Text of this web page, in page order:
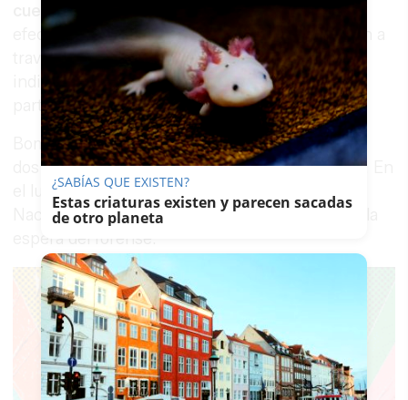
cuerpo se estaba hundiendo
, por lo que los
efectivos que fueron en su búsqueda lo hicieron a
través de las piedras y a nado, siguiendo
indicaciones de los compañeros que desde la
parte superior les indicaban.
Bomberos del CBPC se trasladaron al lugar con
dos vehículos autobomba y vehículo de rescate. En
el lugar también acudieron efectivos de Policía
Nacional, sanitarios del 061 y Policía Judicial, a la
espera del forense.
¿SABÍAS QUE EXISTEN?
Estas criaturas existen y parecen sacadas
de otro planeta